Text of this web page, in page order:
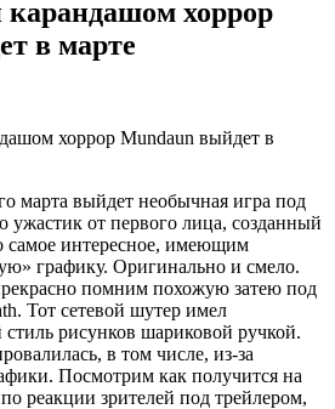
хоррор
в марте
марта выйдет необычная игра под
ужастик от первого лица, созданный
самое интересное, имеющим
графику. Оригинально и смело.
помним похожую затею под
Тот сетевой шутер имел
рисунков шариковой ручкой.
в том числе, из-за
Посмотрим как получится на
реакции зрителей под трейлером,